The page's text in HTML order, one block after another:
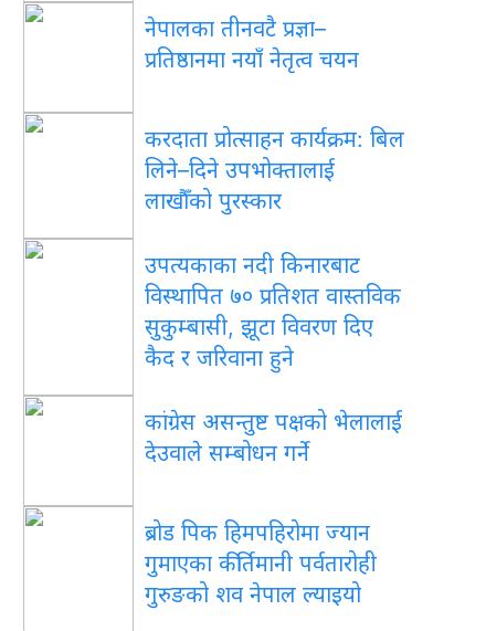
नेपालका तीनवटै प्रज्ञा–
प्रतिष्ठानमा नयाँ नेतृत्व चयन
करदाता प्रोत्साहन कार्यक्रम: बिल
लिने–दिने उपभोक्तालाई
लाखौँको पुरस्कार
उपत्यकाका नदी किनारबाट
विस्थापित ७० प्रतिशत वास्तविक
सुकुम्बासी, झूटा विवरण दिए
कैद र जरिवाना हुने
कांग्रेस असन्तुष्ट पक्षको भेलालाई
देउवाले सम्बोधन गर्ने
ब्रोड पिक हिमपहिरोमा ज्यान
गुमाएका कीर्तिमानी पर्वतारोही
गुरुङको शव नेपाल ल्याइयो